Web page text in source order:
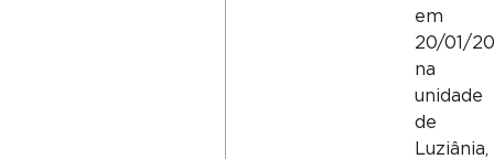
em
20/01/
na
unidade
de
Luziânia,